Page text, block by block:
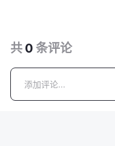
共 0 条评论